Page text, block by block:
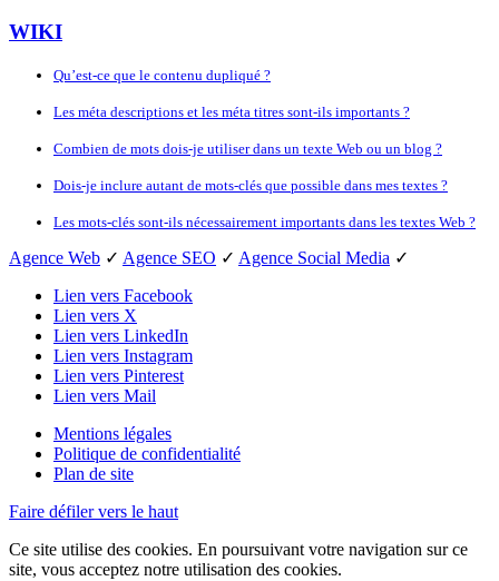
WIKI
Qu’est-ce que le contenu dupliqué ?
Les méta descriptions et les méta titres sont-ils importants ?
Combien de mots dois-je utiliser dans un texte Web ou un blog ?
Dois-je inclure autant de mots-clés que possible dans mes textes ?
Les mots-clés sont-ils nécessairement importants dans les textes Web ?
Agence Web ✓ Agence SEO ✓ Agence Social Media ✓
Lien vers Facebook
Lien vers X
Lien vers LinkedIn
Lien vers Instagram
Lien vers Pinterest
Lien vers Mail
Mentions légales
Politique de confidentialité
Plan de site
Faire défiler vers le haut
Ce site utilise des cookies. En poursuivant votre navigation sur ce
site, vous acceptez notre utilisation des cookies.